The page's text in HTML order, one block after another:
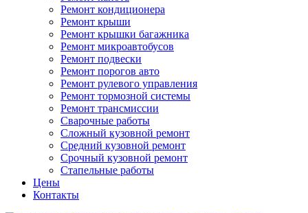
Ремонт кондиционера
Ремонт крыши
Ремонт крышки багажника
Ремонт микроавтобусов
Ремонт подвески
Ремонт порогов авто
Ремонт рулевого управления
Ремонт тормозной системы
Ремонт трансмиссии
Сварочные работы
Сложный кузовной ремонт
Средний кузовной ремонт
Срочный кузовной ремонт
Стапельные работы
Цены
Контакты